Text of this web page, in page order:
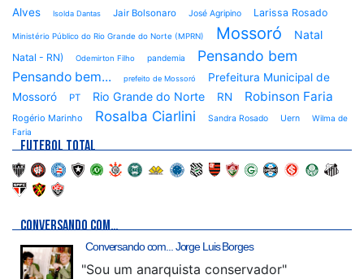
Alves
Isolda Dantas Jair Bolsonaro José Agripino Larissa Rosado
Ministério Público do Rio Grande do Norte (MPRN) Mossoró Natal
Natal - RN) Odemirton Filho pandemia Pensando bem
Pensando bem... prefeito de Mossoró
Prefeitura Municipal de
Mossoró
PT Rio Grande do Norte RN Robinson Faria
Rogério Marinho Rosalba Ciarlini Sandra Rosado Uern
Wilma de
Faria
FUTEBOL TOTAL
CONVERSANDO COM…
Conversando com... Jorge Luis Borges
"Sou um anarquista conservador"